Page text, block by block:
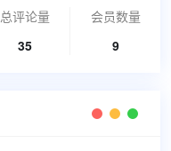
总评论量
35
会员数量
9